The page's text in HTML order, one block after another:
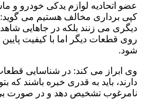
عضو اتحادیه لوازم یدکی خودرو و
کپی برداری مخالف هستیم می گوید:
دیگری می زنند بلکه در جاهایی
روی قطعات دیگر اما با کیفیت
شود.
وی ابراز می کند: در شناسایی
دارند، باید به قدری خبره باشند که
نامرغوب تشخیص دهد و در صورت بی